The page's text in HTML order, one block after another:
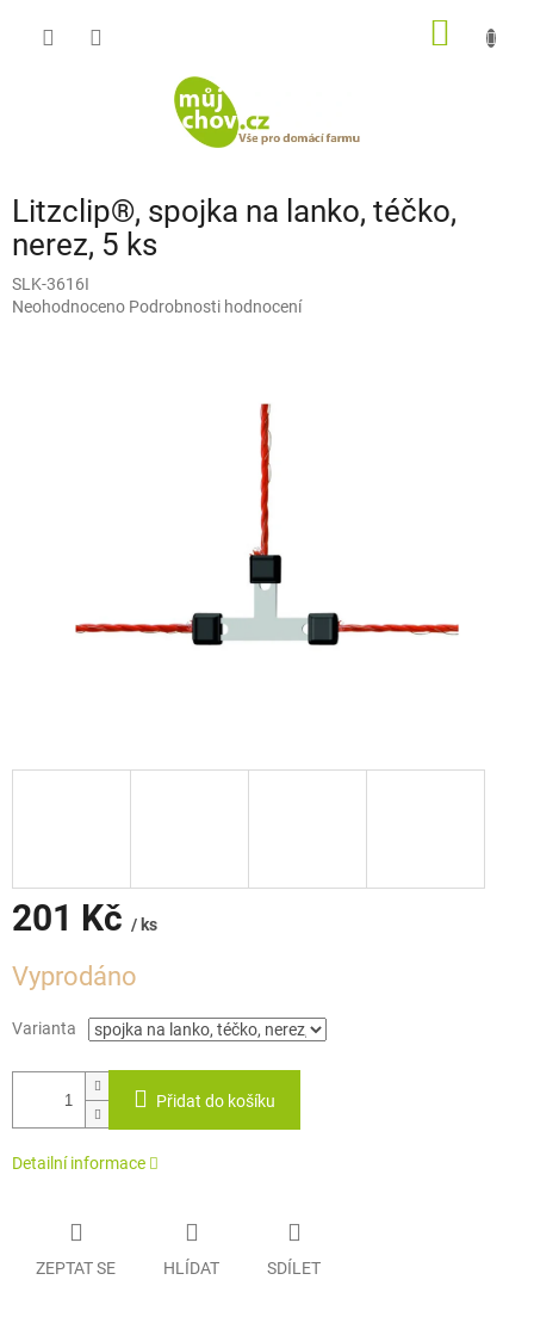
Litzclip®, spojka na lanko, téčko,
nerez, 5 ks
SLK-3616I
Průměrné
Neohodnoceno Podrobnosti hodnocení
201 Kč / ks
cena:
Vyprodáno
Varianta
Přidat do košíku
Detailní informace
ZEPTAT SE HLÍDAT SDÍLET